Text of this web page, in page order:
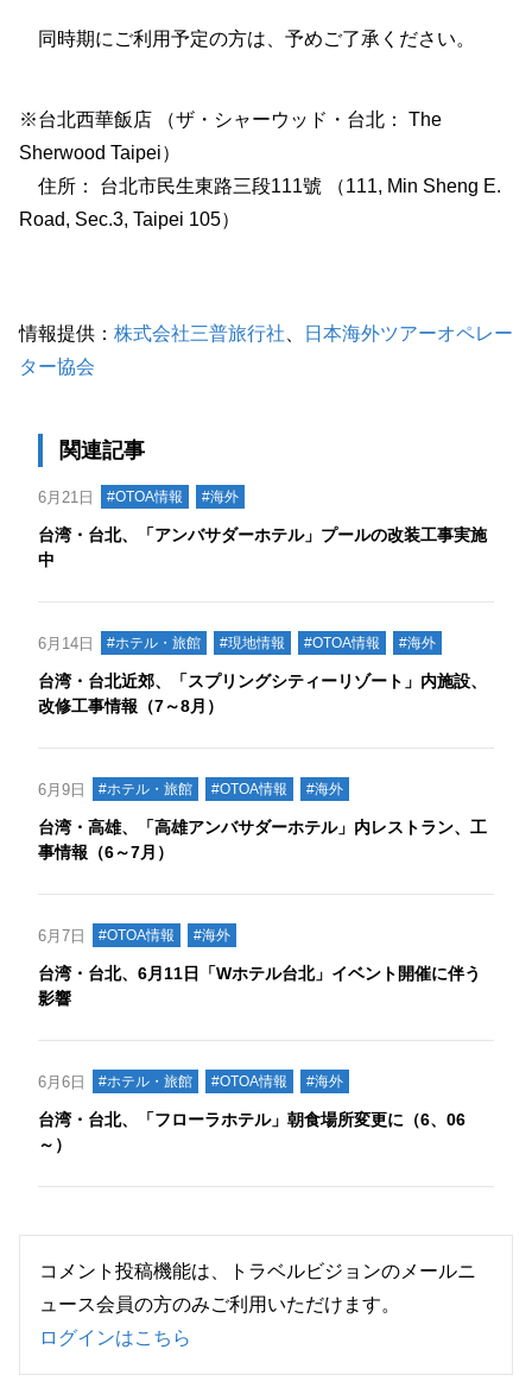
同時期にご利用予定の方は、予めご了承ください。
※台北西華飯店 （ザ・シャーウッド・台北： The
Sherwood Taipei）
住所： 台北市民生東路三段111號 （111, Min Sheng E.
Road, Sec.3, Taipei 105）
情報提供： 株式会社三普旅行社
日本海外ツアーオペレー
ター協会
関連記事
6月21日 #OTOA情報 #海外
台湾・台北、「アンバサダーホテル」プールの改装工事実施
中
6月14日 #ホテル・旅館 #現地情報 #OTOA情報 #海外
台湾・台北近郊、「スプリングシティーリゾート」内施設、
改修工事情報（7～8月）
6月9日 #ホテル・旅館 #OTOA情報 #海外
台湾・高雄、「高雄アンバサダーホテル」内レストラン、工
事情報（6～7月）
6月7日 #OTOA情報 #海外
台湾・台北、6月11日「Wホテル台北」イベント開催に伴う
影響
6月6日 #ホテル・旅館 #OTOA情報 #海外
台湾・台北、「フローラホテル」朝食場所変更に（6、06
～）
コメント投稿機能は、トラベルビジョンのメールニ
ュース会員の方のみご利用いただけます。
ログインはこちら